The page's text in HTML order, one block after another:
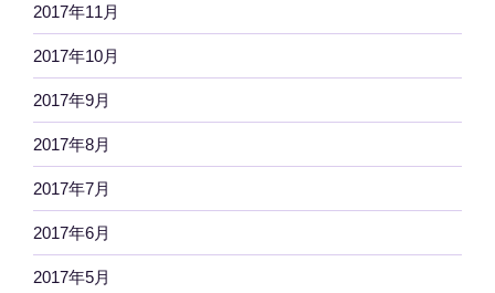
2017年11月
2017年10月
2017年9月
2017年8月
2017年7月
2017年6月
2017年5月